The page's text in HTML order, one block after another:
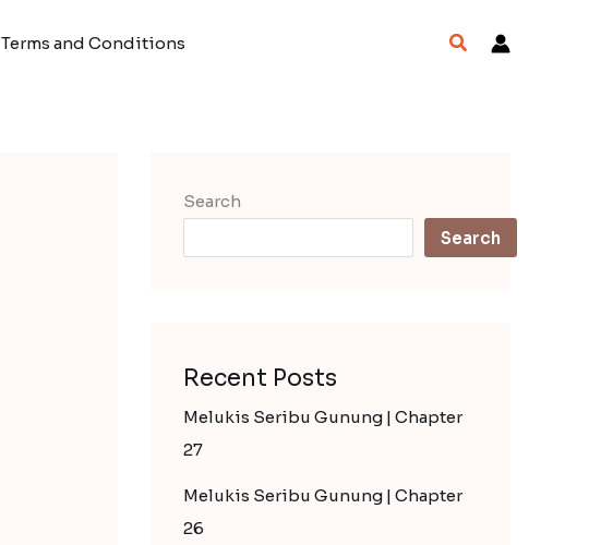
Terms and Conditions Search
Search
Search
Recent Posts
Melukis Seribu Gunung | Chapter
27
Melukis Seribu Gunung | Chapter
26